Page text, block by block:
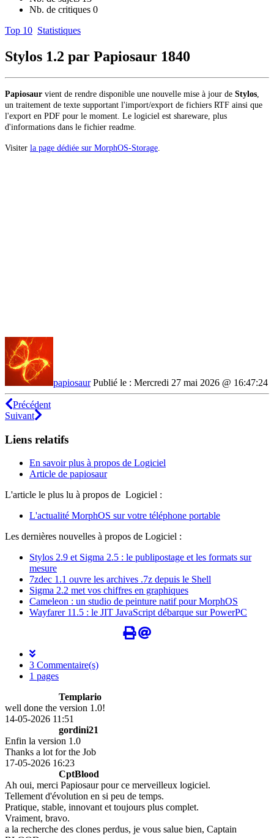
Nb. de critiques 0
Top 10 Statistiques
Stylos 1.2 par Papiosaur 1840
Papiosaur vient de rendre disponible une nouvelle mise à jour de Stylos
un traitement de texte supportant l'import/export de fichiers RTF ainsi que
l'export en PDF pour le moment. Le logiciel est shareware, plus
d'informations dans le fichier readme.
Visiter la page dédiée sur MorphOS-Storage
papiosaurPublié le : Mercredi 27 mai 2026 @ 16:47:24
Précédent
Suivant
Liens relatifs
En savoir plus à propos de Logiciel
Article de papiosaur
L'article le plus lu à propos de Logiciel :
L'actualité MorphOS sur votre téléphone portable
Les dernières nouvelles à propos de Logiciel :
Stylos 2.9 et Sigma 2.5 : le publipostage et les formats sur
mesure
7zdec 1.1 ouvre les archives .7z depuis le Shell
Sigma 2.2 met vos chiffres en graphiques
Cameleon : un studio de peinture natif pour MorphOS
Wayfarer 11.5 : le JIT JavaScript débarque sur PowerPC
3 Commentaire(s)
1 pages
Templario
well done the version 1.0!
14-05-2026 11:51
gordini21
Enfin la version 1.0
Thanks a lot for the Job
17-05-2026 16:23
CptBlood
Ah oui, merci Papiosaur pour ce merveilleux logiciel.
Tellement d'évolution en si peu de temps.
Pratique, stable, innovant et toujours plus complet.
Vraiment, bravo.
a la recherche des clones perdus, je vous salue bien, Captain